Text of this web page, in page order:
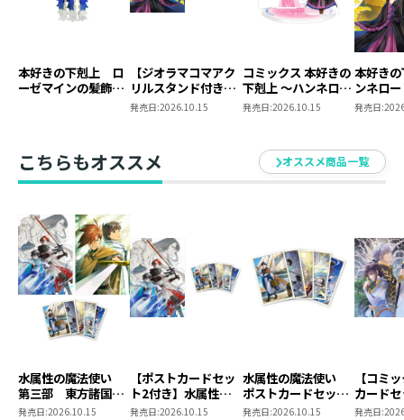
本好きの下剋上 ロ
ーゼマインの髪飾り
【ジオラマコマアク
リルスタンド付き】
本好きの下剋上 ～ハ
ミックス）
発売日:2026.10.15
コミックス 本好きの
下剋上 ～ハンネロー
レの貴族院五年生～
アクリルスタンド
（1巻4話）
発売日:2026.10.15
本好き
ンネロ
五年生
発売日:
こちらもオススメ オススメ商品一覧
水属性の魔法使い
第三部 東方諸国編
8 同時発売まとめ
発売日:2026.10.15
【ポストカードセッ
ト2付き】水属性の
魔法使い 第三部
発売日:2026.10.15
水属性の魔法使い
ポストカードセット
2
発売日:2026.10.15
【コミ
カード
き】恋
発売日: